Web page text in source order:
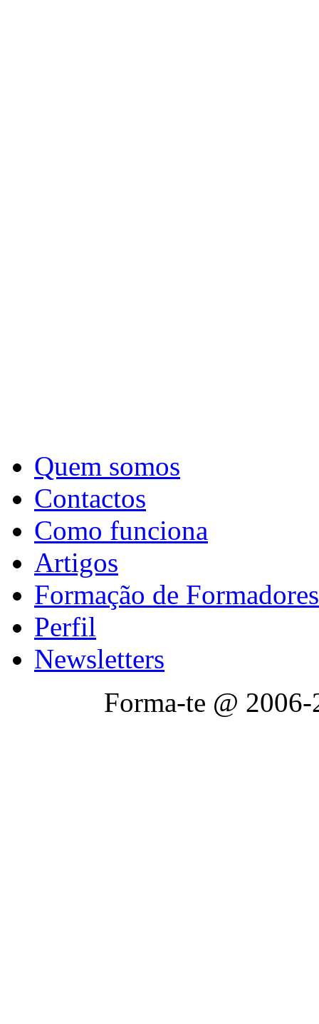
Quem somos
Contactos
Como funciona
Artigos
Formação de Formadores
Perfil
Newsletters
Forma-te @